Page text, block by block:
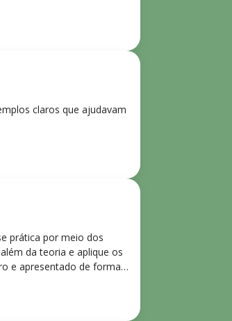
claros que ajudavam
prática por meio dos
da teoria e aplique os
e apresentado de forma